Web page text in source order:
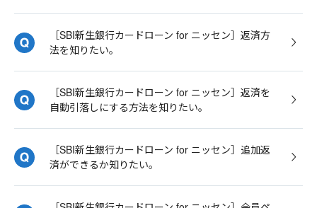
［SBI新生銀行カードローン for ニッセン］返済方
法を知りたい。
［SBI新生銀行カードローン for ニッセン］返済を
自動引落しにする方法を知りたい。
［SBI新生銀行カードローン for ニッセン］追加返
済ができるか知りたい。